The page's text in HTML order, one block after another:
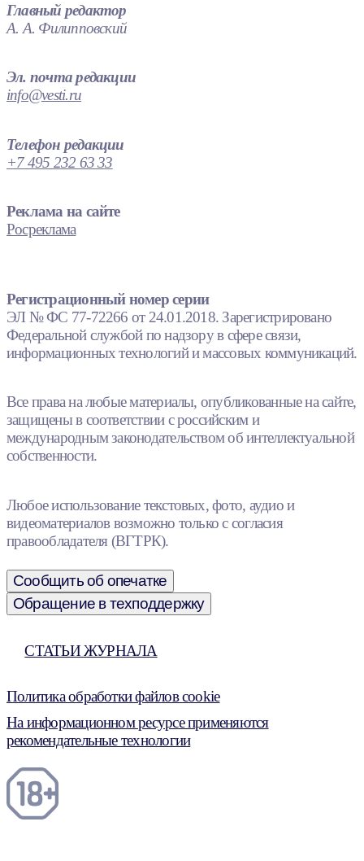
Главный редактор
А. А. Филипповский
Эл. почта редакции
info@vesti.ru
Телефон редакции
+7 495 232 63 33
Реклама на сайте
Росреклама
Регистрационный номер серии
ЭЛ № ФС 77-72266 от 24.01.2018. Зарегистрировано
Федеральной службой по надзору в сфере связи,
информационных технологий и массовых коммуникаций.
Все права на любые материалы, опубликованные на сайте,
защищены в соответствии с российским и
международным законодательством об интеллектуальной
собственности.
Любое использование текстовых, фото, аудио и
видеоматериалов возможно только с согласия
правообладателя (ВГТРК).
Сообщить об опечатке
Обращение в техподдержку
СТАТЬИ ЖУРНАЛА
Политика обработки файлов cookie
На информационном ресурсе применяются
рекомендательные технологии